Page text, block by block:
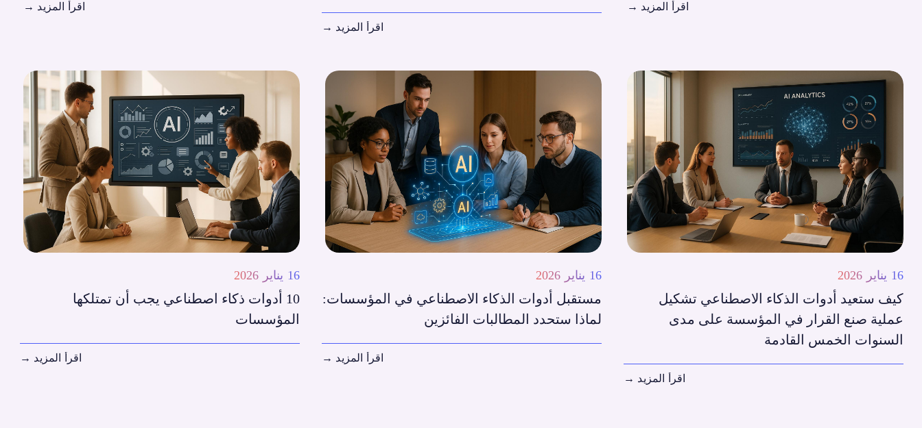
اقرأ المزيد →
اقرأ المزيد →
اقرأ المزيد →
16 يناير 2026
كيف ستعيد أدوات الذكاء الاصطناعي تشكيل
عملية صنع القرار في المؤسسة على مدى
السنوات الخمس القادمة
اقرأ المزيد →
16 يناير 2026
مستقبل أدوات الذكاء الاصطناعي في المؤسسات:
لماذا ستحدد المطالبات الفائزين
اقرأ المزيد →
16 يناير 2026
10 أدوات ذكاء اصطناعي يجب أن تمتلكها
المؤسسات
اقرأ المزيد →